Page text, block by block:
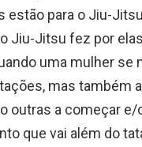
estão para o Jiu-
Jiu-Jitsu fez por
uma mulher se
mas também
outras a começar e/
que vai além do